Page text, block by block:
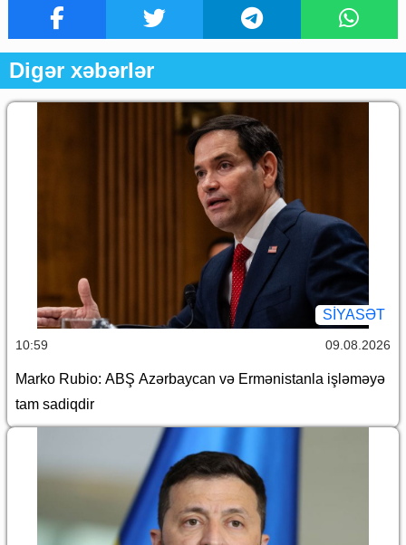
Digər xəbərlər
SİYASƏT
10:59 09.08.2026
Marko Rubio: ABŞ Azərbaycan və Ermənistanla işləməyə
tam sadiqdir